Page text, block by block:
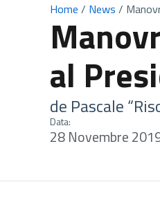
Home / News /
al
de Pascale
Data:
28 Novembre